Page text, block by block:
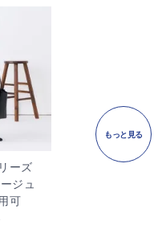
ーズ
ジュ
可
もっと見る